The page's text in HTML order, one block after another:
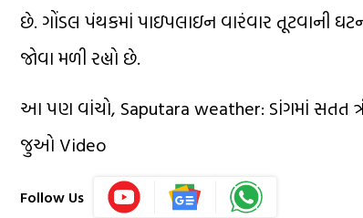
છે. ગોંડલ પંથકમાં પાઇપલાઇન વારંવાર તૂટવાની
જોવા મળી રહ્યો છે.
આ પણ વાંચો, Saputara weather: ડાંગમાં સતત
જુઓ Video
Follow Us